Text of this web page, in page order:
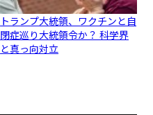
トランプ大統領、ワクチンと自
閉症巡り大統領令か？ 科学界
と真っ向対立